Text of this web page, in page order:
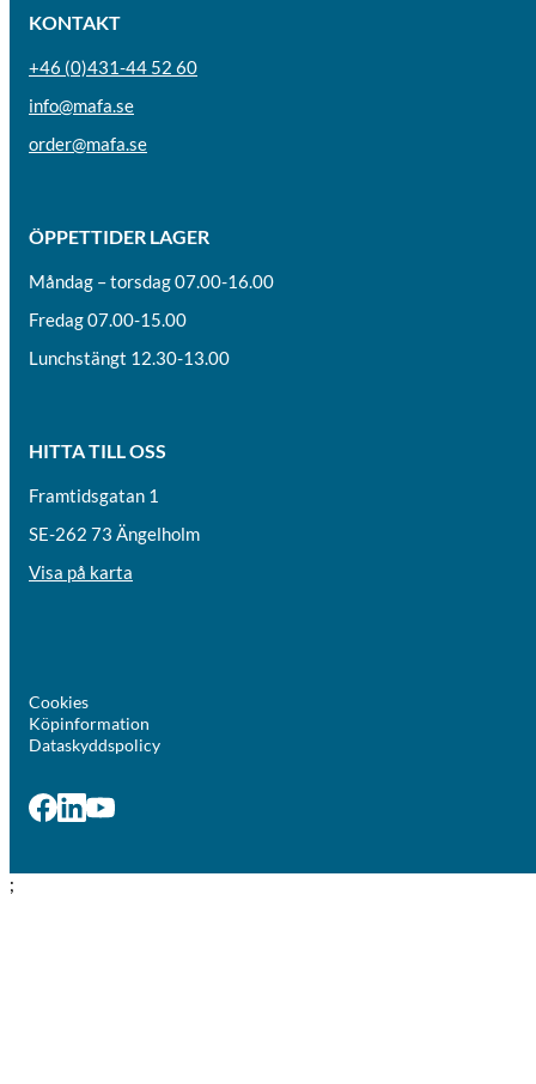
KONTAKT
+46 (0)431-44 52 60
info@mafa.se
order@mafa.se
ÖPPETTIDER LAGER
Måndag – torsdag 07.00-16.00
Fredag 07.00-15.00
Lunchstängt 12.30-13.00
HITTA TILL OSS
Framtidsgatan 1
SE-262 73 Ängelholm
Visa på karta
Cookies
Köpinformation
Dataskyddspolicy
;